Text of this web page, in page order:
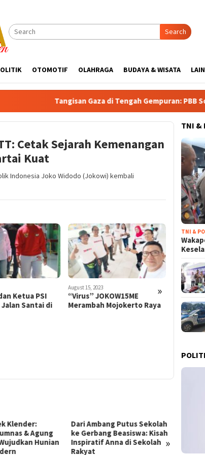
Search
OTOMOTIF OLAHRAGA BUDAYA & WISATA
Tangisan Gaza di Tengah Gempuran: PBB Soroti Krisis
Cetak Sejarah Kemenangan
Kuat
Indonesia Joko Widodo (Jokowi) kembali
»
Raya
June 29, 2023
»
Putus Sekolah
Kisah
di Sekolah
Terobosan Ekonomi
Prabowo: Dari Kampung Haji
di Mekkah hingga Efisiensi
BUMN Triliunan Rupiah
KPK
TNI &
TNI &